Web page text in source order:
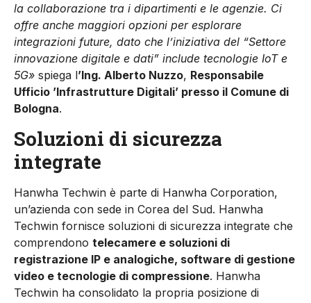
la collaborazione tra i dipartimenti e le agenzie. Ci
offre anche maggiori opzioni per esplorare
integrazioni future, dato che l’iniziativa del “Settore
innovazione digitale e dati” include tecnologie IoT e
5G» spiega l’Ing. Alberto Nuzzo, Responsabile
Ufficio ’Infrastrutture Digitali’ presso il Comune di
Bologna.
Soluzioni di sicurezza
integrate
Hanwha Techwin è parte di Hanwha Corporation,
un’azienda con sede in Corea del Sud. Hanwha
Techwin fornisce soluzioni di sicurezza integrate che
comprendono telecamere e soluzioni di
registrazione IP e analogiche, software di gestione
video e tecnologie di compressione. Hanwha
Techwin ha consolidato la propria posizione di